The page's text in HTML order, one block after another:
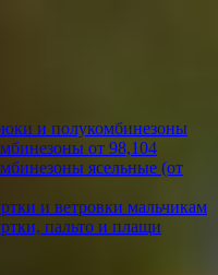
и полукомбинезоны
от 98,104
ясельные (от
и ветровки мальчикам
пальто и плащи